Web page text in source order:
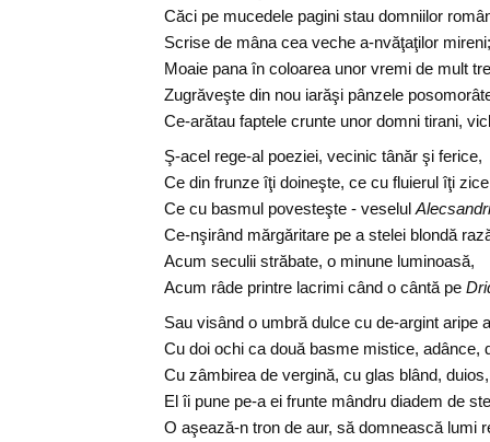
Căci pe mucedele pagini stau domniilor
Scrise de mâna cea veche a-nvăţaţilor mireni;
Moaie pana în coloarea unor vremi de mult
Zugrăveşte din nou iarăşi pânzele
Ce-arătau faptele crunte unor domni tirani,
Ş-acel rege-al poeziei, vecinic tânăr şi ferice,
Ce din frunze îţi doineşte, ce cu fluierul îţi
Ce cu basmul povesteşte - veselul
Ce-nşirând mărgăritare pe a stelei blondă
Acum seculii străbate, o minune luminoasă,
Acum râde printre lacrimi când o cântă pe
Sau visând o umbră dulce cu de-argint aripe
Cu doi ochi ca două basme mistice, adânce,
Cu zâmbirea de vergină, cu glas blând,
El îi pune pe-a ei frunte mândru diadem de
O aşează-n tron de aur, să domnească lumi